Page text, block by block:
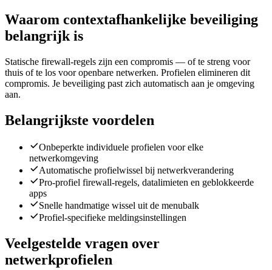
Waarom contextafhankelijke beveiliging
belangrijk is
Statische firewall-regels zijn een compromis — of te streng voor
thuis of te los voor openbare netwerken. Profielen elimineren dit
compromis. Je beveiliging past zich automatisch aan je omgeving
aan.
Belangrijkste voordelen
Onbeperkte individuele profielen voor elke
netwerkomgeving
Automatische profielwissel bij netwerkverandering
Pro-profiel firewall-regels, datalimieten en geblokkeerde
apps
Snelle handmatige wissel uit de menubalk
Profiel-specifieke meldingsinstellingen
Veelgestelde vragen over
netwerkprofielen